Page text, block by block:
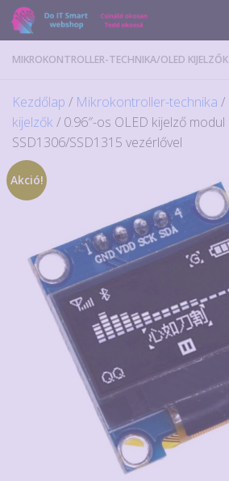
Skip to content
MIKROKONTROLLER-TECHNIKA/OLED KIJELZŐK
Kezdőlap / Mikrokontroller-technika /
kijelzők / 0.96″-os OLED kijelző modul
SSD1306/SSD1315 vezérlővel
Akció!